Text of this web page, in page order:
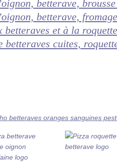
betterave,
betterave,
betteraves et à la roquette
betteraves cuites,